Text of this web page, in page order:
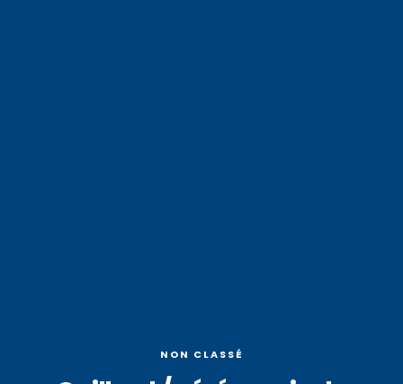
NON CLASSÉ